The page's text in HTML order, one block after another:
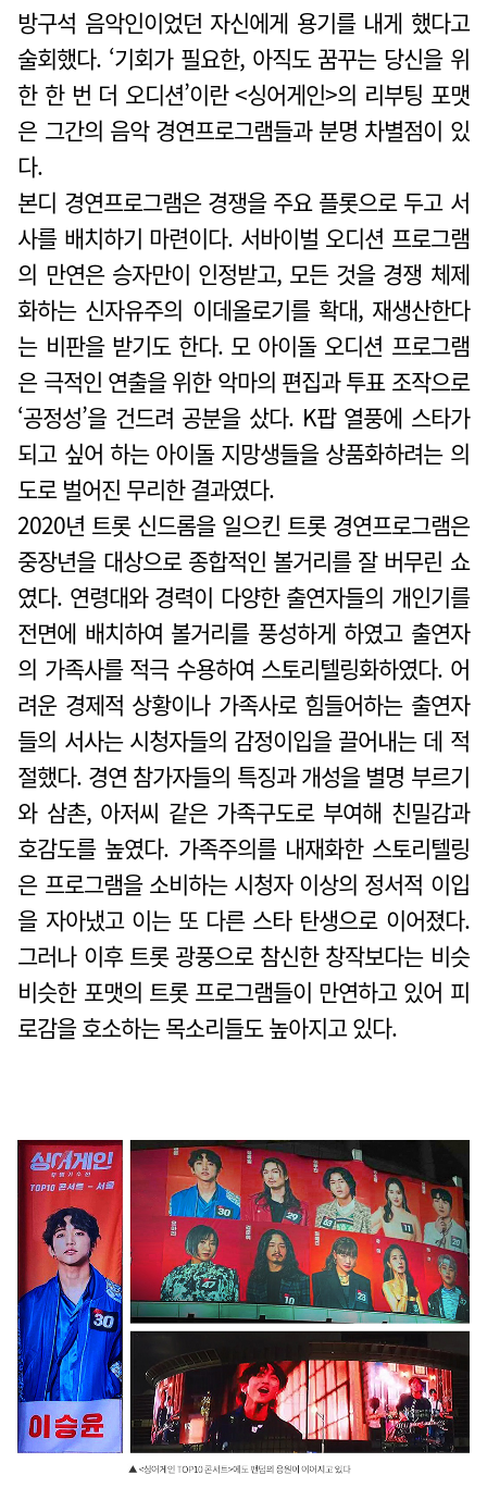
방구석 음악인이었던 자신에게 용기를 내게 했다고
술회했다. ‘기회가 필요한, 아직도 꿈꾸는 당신을 위
한 한 번 더 오디션’이란 <싱어게인>의 리부팅 포맷
은 그간의 음악 경연프로그램들과 분명 차별점이 있
다.
본디 경연프로그램은 경쟁을 주요 플롯으로 두고 서
사를 배치하기 마련이다. 서바이벌 오디션 프로그램
의 만연은 승자만이 인정받고, 모든 것을 경쟁 체제
화하는 신자유주의 이데올로기를 확대, 재생산한다
는 비판을 받기도 한다. 모 아이돌 오디션 프로그램
은 극적인 연출을 위한 악마의 편집과 투표 조작으로
‘공정성’을 건드려 공분을 샀다. K팝 열풍에 스타가
되고 싶어 하는 아이돌 지망생들을 상품화하려는 의
도로 벌어진 무리한 결과였다.
2020년 트롯 신드롬을 일으킨 트롯 경연프로그램은
중장년을 대상으로 종합적인 볼거리를 잘 버무린 쇼
였다. 연령대와 경력이 다양한 출연자들의 개인기를
전면에 배치하여 볼거리를 풍성하게 하였고 출연자
의 가족사를 적극 수용하여 스토리텔링화하였다. 어
려운 경제적 상황이나 가족사로 힘들어하는 출연자
들의 서사는 시청자들의 감정이입을 끌어내는 데 적
절했다. 경연 참가자들의 특징과 개성을 별명 부르기
와 삼촌, 아저씨 같은 가족구도로 부여해 친밀감과
호감도를 높였다. 가족주의를 내재화한 스토리텔링
은 프로그램을 소비하는 시청자 이상의 정서적 이입
을 자아냈고 이는 또 다른 스타 탄생으로 이어졌다.
그러나 이후 트롯 광풍으로 참신한 창작보다는 비슷
비슷한 포맷의 트롯 프로그램들이 만연하고 있어 피
로감을 호소하는 목소리들도 높아지고 있다.